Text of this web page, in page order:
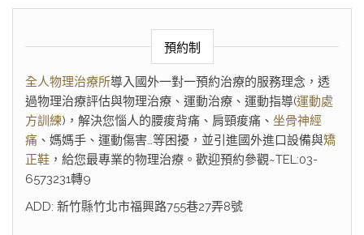
預約制
全人物理治療所導入國外一對一預約治療的服務理念，透
過物理治療評估與物理治療、運動治療、運動指導(運動處
方訓練)，解決您惱人的腰痠背痛、肩頸痠痛、 坐骨神經
痛 、媽媽手、運動傷害…等困擾，並引進國外進口設備與矯
正鞋 ，給您最專業的物理治療。歡迎預約參觀~TEL:03-
6573231轉9
ADD: 新竹縣竹北市福興路755巷27弄8號